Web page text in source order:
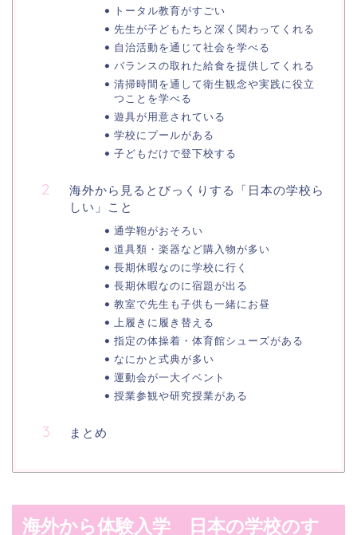
トータル教育がすごい
先生が子どもたちと深く関わってくれる
自治活動を通じて社会を学べる
バランスの取れた給食を提供してくれる
清掃時間を通して衛生観念や実践に役立
つことを学べる
遊具が用意されている
学校にプールがある
子どもだけで登下校する
海外から見るとびっくりする「日本の学校ら
しい」こと
通学鞄がおそろい
道具類・楽器など購入物が多い
長期休暇なのに学校に行く
長期休暇なのに宿題が出る
教室で先生も子供も一緒にお昼
上履きに履き替える
指定の体操着・体育館シューズがある
なにかと式典が多い
運動会が一大イベント
授業参観や研究授業がある
まとめ
海外から体験入学 日本の学校のす